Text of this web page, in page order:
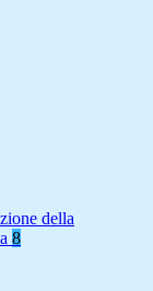
della
8